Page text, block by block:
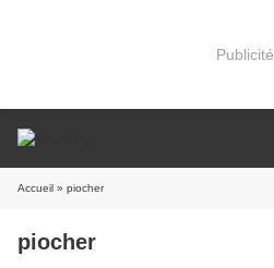
Publicité
Accueil » piocher
piocher